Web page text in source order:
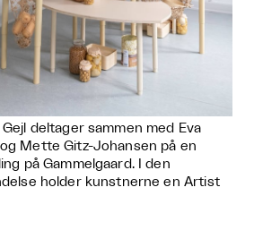
deltager sammen med Eva
Mette Gitz-Johansen på en
på Gammelgaard. I den
holder kunstnerne en Artist